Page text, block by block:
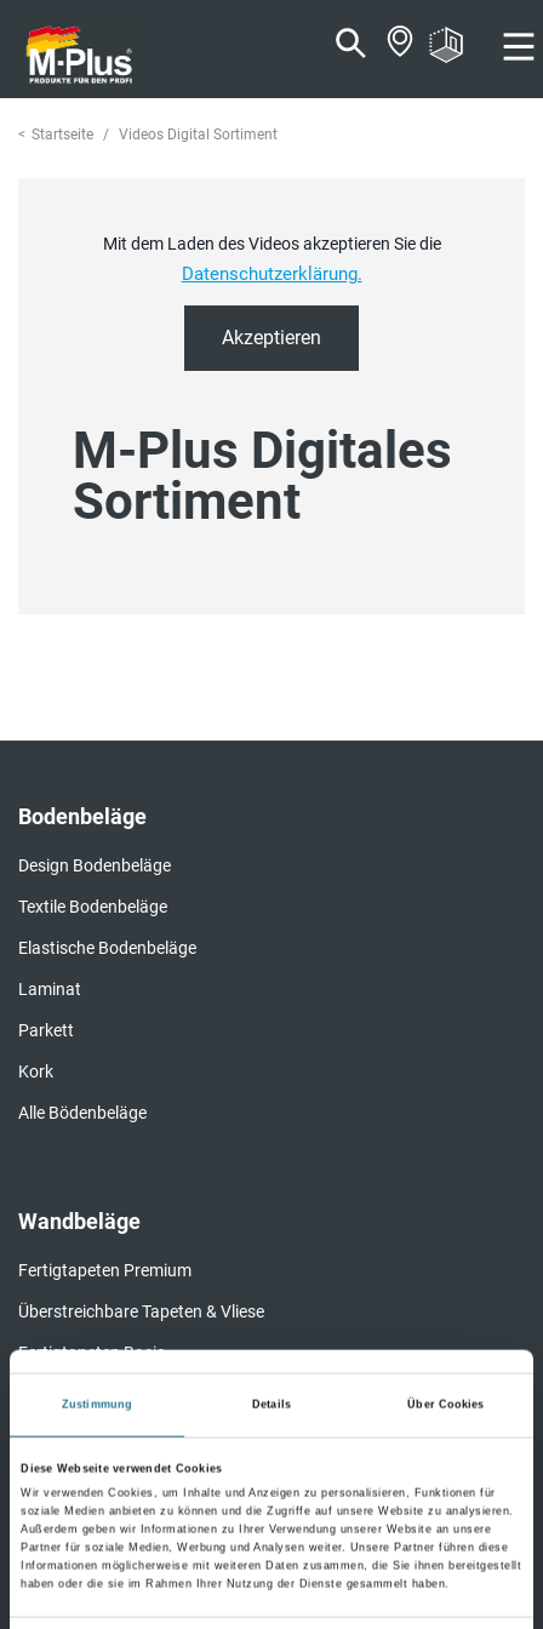
Zustimmung Details Über Cookies
Diese Webseite verwendet Cookies
Wir verwenden Cookies, um Inhalte und Anzeigen zu personalisieren, Funktionen für
soziale Medien anbieten zu können und die Zugriffe auf unsere Website zu analysieren.
Außerdem geben wir Informationen zu Ihrer Verwendung unserer Website an unsere
Partner für soziale Medien, Werbung und Analysen weiter. Unsere Partner führen diese
Informationen möglicherweise mit weiteren Daten zusammen, die Sie ihnen bereitgestellt
haben oder die sie im Rahmen Ihrer Nutzung der Dienste gesammelt haben.
Inhalt
springen
Navigationsmenü
springen
Startseite Videos Digital Sortiment
Mit dem Laden des Videos akzeptieren Sie die
Datenschutzerklärung.
Akzeptieren
M-Plus Digitales
Sortiment
Bodenbeläge
Design Bodenbeläge
Textile Bodenbeläge
Elastische Bodenbeläge
Laminat
Parkett
Kork
Alle Bödenbeläge
Wandbeläge
Fertigtapeten Premium
Überstreichbare Tapeten & Vliese
Fertigtapeten Basic
Alle Wandbeläge
Bauchemie
Bauchemie Wand
Bauchemie Boden